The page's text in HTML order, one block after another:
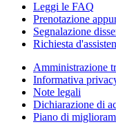
Leggi le FAQ
Prenotazione
Segnalazione
Richiesta
Amministrazione
Informativa
Note legali
Dichiarazione di
Piano di